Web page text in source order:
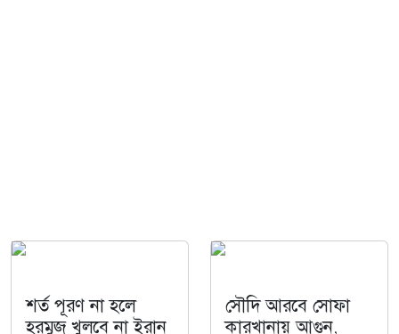
শর্ত পূরণ না হলে
হরমুজ খুলবে না ইরান
সৌদি আরবে সোফা
কারখানায় আগুন,